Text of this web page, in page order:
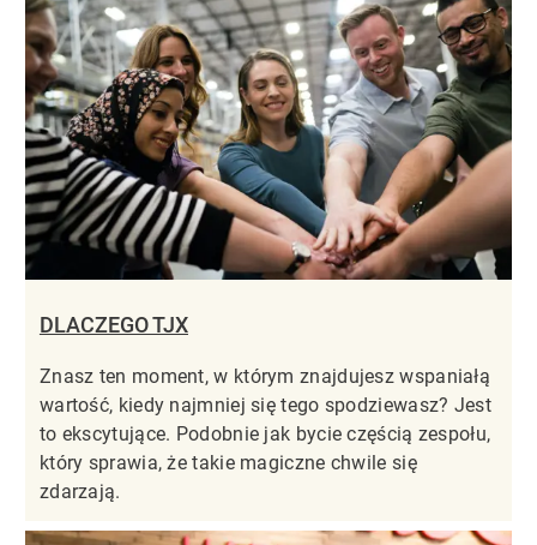
DLACZEGO TJX
Znasz ten moment, w którym znajdujesz wspaniałą
wartość, kiedy najmniej się tego spodziewasz? Jest
to ekscytujące. Podobnie jak bycie częścią zespołu,
który sprawia, że takie magiczne chwile się
zdarzają.